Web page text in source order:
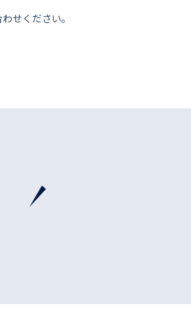
せください。